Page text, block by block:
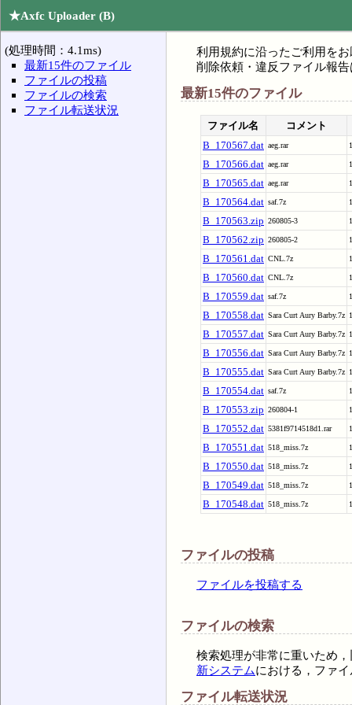
★Axfc Uploader (B)
(処理時間：4.1ms)
最新15件のファイル
ファイルの投稿
ファイルの検索
ファイル転送状況
利用規約に沿ったご利用を
削除依頼・違反ファイル報
最新15件のファイル
ファイル名
コメント
B_170567.dat aeg.rar
B_170566.dat aeg.rar
B_170565.dat aeg.rar
B_170564.dat saf.7z
B_170563.zip 260805-3
B_170562.zip 260805-2
B_170561.dat CNL.7z
B_170560.dat CNL.7z
B_170559.dat saf.7z
B_170558.dat Sara Curt Aury Barby.7z
B_170557.dat Sara Curt Aury Barby.7z
B_170556.dat Sara Curt Aury Barby.7z
B_170555.dat Sara Curt Aury Barby.7z
B_170554.dat saf.7z
B_170553.zip 260804-1
B_170552.dat 5381f9714518d1.rar
B_170551.dat 518_miss.7z
B_170550.dat 518_miss.7z
B_170549.dat 518_miss.7z
B_170548.dat 518_miss.7z
ファイルの投稿
ファイルを投稿する
ファイルの検索
検索処理が非常に重いため
新システムにおける，ファ
ファイル転送状況